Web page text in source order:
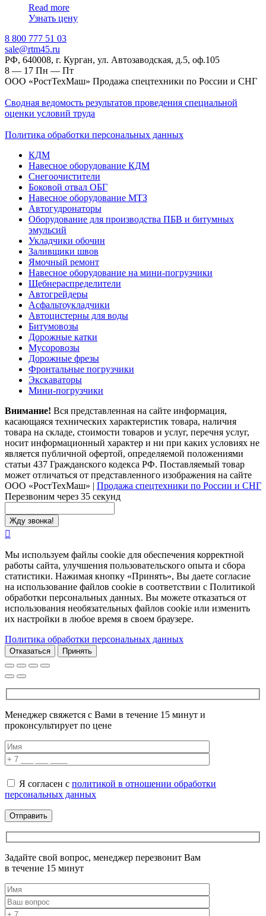
Read more
Узнать цену
‎8 800 777 51 03
sale@rtm45.ru
РФ, 640008, г. Курган, ул. Автозаводская, д.5, оф.105
8 — 17 Пн — Пт
ООО «РостТехМаш» Продажа спецтехники по России и СНГ
Сводная ведомость результатов проведения специальной
оценки условий труда
Политика обработки персональных данных
КДМ
Навесное оборудование КДМ
Снегоочистители
Боковой отвал ОБГ
Навесное оборудование МТЗ
Автогудронаторы
Оборудование для производства ПБВ и битумных
эмульсий
Укладчики обочин
Заливщики швов
Ямочный ремонт
Навесное оборудование на мини-погрузчики
Щебнераспределители
Автогрейдеры
Асфальтоукладчики
Автоцистерны для воды
Битумовозы
Дорожные катки
Мусоровозы
Дорожные фрезы
Фронтальные погрузчики
Экскаваторы
Мини-погрузчики
Внимание! Вся представленная на сайте информация,
касающаяся технических характеристик товара, наличия
товара на складе, стоимости товаров и услуг, перечня услуг,
носит информационный характер и ни при каких условиях не
является публичной офертой, определяемой положениями
статьи 437 Гражданского кодекса РФ. Поставляемый товар
может отличаться от представленного изображения на сайте
ООО «РостТехМаш» | Продажа спецтехники по России и СНГ
Перезвоним через 35 секунд
Мы используем файлы cookie для обеспечения корректной
работы сайта, улучшения пользовательского опыта и сбора
статистики. Нажимая кнопку «Принять», Вы даете согласие
на использование файлов cookie в соответствии с Политикой
обработки персональных данных. Вы можете отказаться от
использования необязательных файлов cookie или изменить
их настройки в любое время в своем браузере.
Политика обработки персональных данных
Отказаться Принять
Менеджер свяжется с Вами в течение 15 минут и
проконсультирует по цене
Я согласен с политикой в отношении обработки
персональных данных
Задайте свой вопрос, менеджер перезвонит Вам
в течение 15 минут